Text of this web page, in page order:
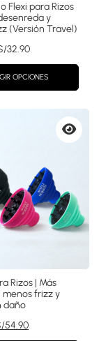
Flexi para Rizos
y
(Versión Travel)
32.90Rango
de
precios:
desde
OPCIONES
Vista
Rizos | Más
frizz y
daño
54.90El
precio